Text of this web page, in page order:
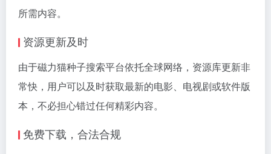
所需内容。
资源更新及时
由于磁力猫种子搜索平台依托全球网络，资源库更新非
常快，用户可以及时获取最新的电影、电视剧或软件版
本，不必担心错过任何精彩内容。
免费下载，合法合规